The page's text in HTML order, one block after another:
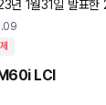
일 발표한 2022년 KNCAP
LCI